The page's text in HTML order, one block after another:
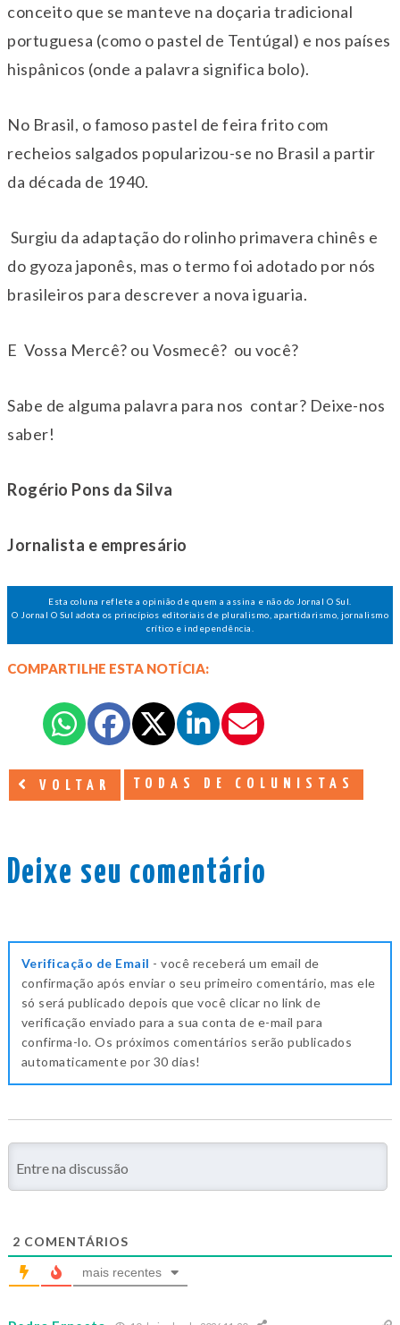
conceito que se manteve na doçaria tradicional
portuguesa (como o pastel de Tentúgal) e nos países
hispânicos (onde a palavra significa bolo).
No Brasil, o famoso pastel de feira frito com
recheios salgados popularizou-se no Brasil a partir
da década de 1940.
Surgiu da adaptação do rolinho primavera chinês e
do gyoza japonês, mas o termo foi adotado por nós
brasileiros para descrever a nova iguaria.
E Vossa Mercê? ou Vosmecê? ou você?
Sabe de alguma palavra para nos contar? Deixe-nos
saber!
Rogério Pons da Silva
Jornalista e empresário
Esta coluna reflete a opinião de quem a assina e não do Jornal O Sul.
O Jornal O Sul adota os princípios editoriais de pluralismo, apartidarismo, jornalismo
crítico e independência.
COMPARTILHE ESTA NOTÍCIA:
VOLTAR TODAS DE COLUNISTAS
Deixe seu comentário
Verificação de Email - você receberá um email de
confirmação após enviar o seu primeiro comentário, mas ele
só será publicado depois que você clicar no link de
verificação enviado para a sua conta de e-mail para
confirma-lo. Os próximos comentários serão publicados
automaticamente por 30 dias!
2 COMENTÁRIOS
mais recentes